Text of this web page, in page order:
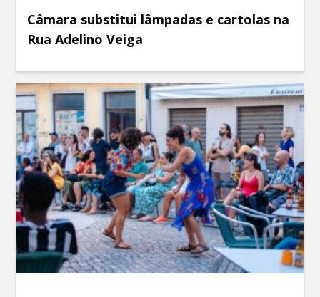
Câmara substitui lâmpadas e cartolas na
Rua Adelino Veiga